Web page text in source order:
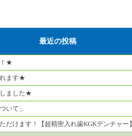
最近の投稿
！★
ます★
ました★
いて」
だけます！【超精密入れ歯KGKデンチャー